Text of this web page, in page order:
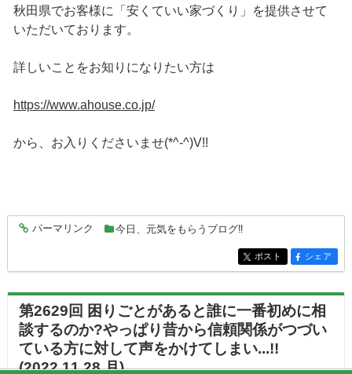
秋田県でお客様に「安くていい家づくり」を提供させて
いただいております。
詳しいことをお知りになりたい方は
https://www.ahouse.co.jp/
から、お入りくださいませ(*^-^)V!!
entry7601
パーマリンク 今日、元気をもらうブログ‼
entry7601
ポスト entry7601
シェア
第2629回 困りごとがあると誰に一番初めに相
談するのか?やっぱり昔から信頼関係がつづい
ている方に対して声をかけてしまい...!!
(2022.11.28.月)